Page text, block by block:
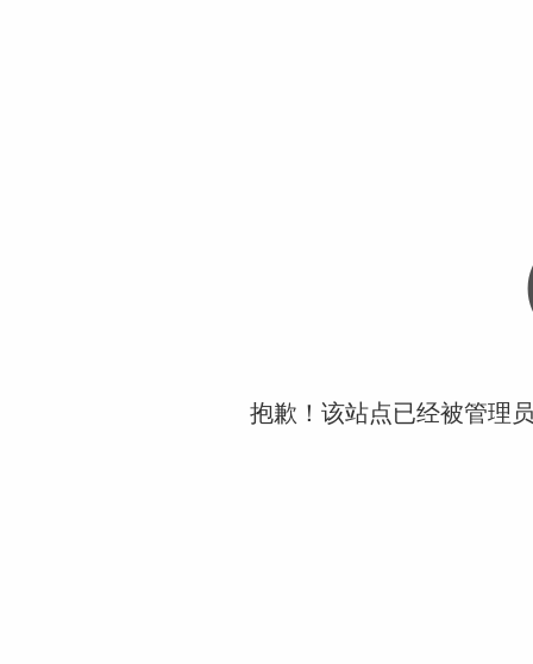
抱歉！该站点已经被管理